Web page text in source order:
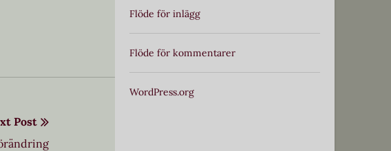
Post
Flöde för inlägg
Flöde för kommentarer
WordPress.org